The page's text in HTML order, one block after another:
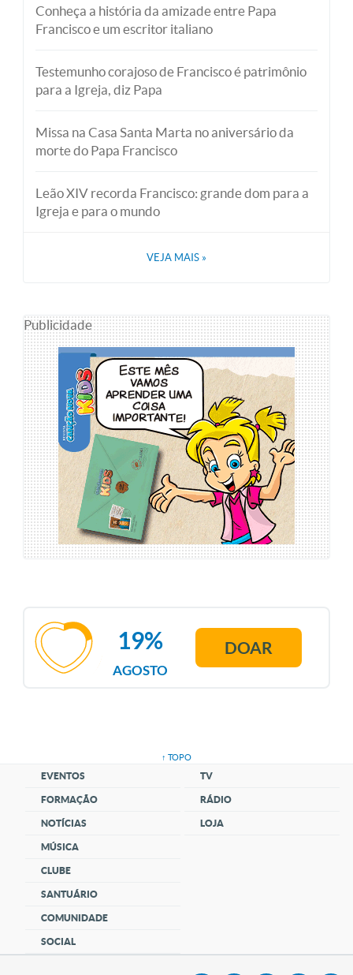
Conheça a história da amizade entre Papa
Francisco e um escritor italiano
Testemunho corajoso de Francisco é patrimônio
para a Igreja, diz Papa
Missa na Casa Santa Marta no aniversário da
morte do Papa Francisco
Leão XIV recorda Francisco: grande dom para a
Igreja e para o mundo
VEJA MAIS »
Publicidade
AGOSTO
19% DOAR
↑ TOPO
EVENTOS
FORMAÇÃO
NOTÍCIAS
MÚSICA
CLUBE
SANTUÁRIO
COMUNIDADE
SOCIAL
TV
RÁDIO
LOJA